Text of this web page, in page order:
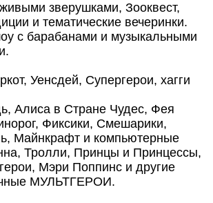
зверушками, Зооквест,
и тематические вечеринки.
с барабанами и музыкальными
Уенсдей, Супергерои, хагги
Алиса в Стране Чудес, Фея
Фиксики, Смешарики,
Майнкрафт и компьютерные
Тролли, Принцы и Принцессы,
Мэри Поппинс и другие
МУЛЬТГЕРОИ.